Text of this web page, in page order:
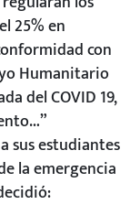
25% en
con
Humanitario
del COVID 19,
sus estudiantes
la emergencia